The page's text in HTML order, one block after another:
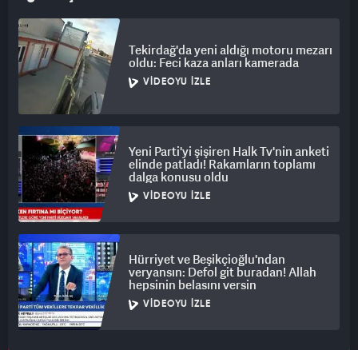
Tekirdağ'da yeni aldığı motoru mezarı
oldu: Feci kaza anları kamerada
VIDEOYU İZLE
Yeni Parti'yi şişiren Halk Tv'nin anketi
elinde patladı! Rakamların toplamı
dalga konusu oldu
VIDEOYU İZLE
Hürriyet ve Beşikçioğlu'ndan
veryansın: Defol git buradan! Allah
hepsinin belasını versin
VIDEOYU İZLE